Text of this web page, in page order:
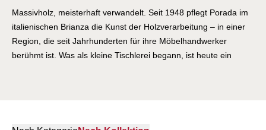
Massivholz, meisterhaft verwandelt. Seit 1948 pflegt Porada im
italienischen Brianza die Kunst der Holzverarbeitung – in einer
Region, die seit Jahrhunderten für ihre Möbelhandwerker
berühmt ist. Was als kleine Tischlerei begann, ist heute ein
scheinen. Stühle, deren Formen fließen wie Wasser. Regale und